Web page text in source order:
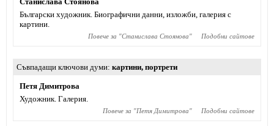
Български художник. Биографични данни, изложби, галерия с
картини.
Повече за "Станислава Стоянова" Подобни сайтове
Съвпадащи ключови думи картини, портрети
Петя Димитрова
Художник. Галерия.
Повече за "Петя Димитрова" Подобни сайтове